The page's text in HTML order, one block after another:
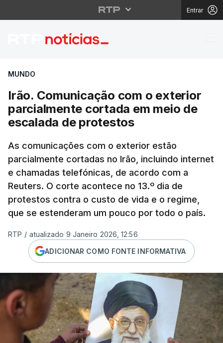
Entrar
Irão. Comunicação
MUNDO
Irão. Comunicação com o exterior
parcialmente cortada em meio de
escalada de protestos
As comunicações com o exterior estão
parcialmente cortadas no Irão, incluindo internet
e chamadas telefónicas, de acordo com a
Reuters. O corte acontece no 13.º dia de
protestos contra o custo de vida e o regime,
que se estenderam um pouco por todo o país.
RTP / atualizado 9 Janeiro 2026, 12:56
ADICIONAR COMO FONTE INFORMATIVA